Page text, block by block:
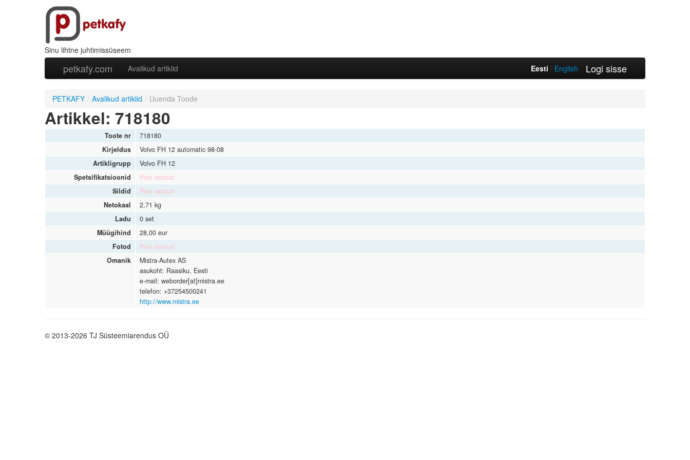
Sinu lihtne juhtimissüseem
petkafy.com Avalikud artiklid Logi sisse
Eesti English
PETKAFY / Avalikud artiklid / Uuenda Toode
Artikkel: 718180
Toote nr
718180
Kirjeldus
Volvo FH 12 automatic 98-08
Artikligrupp
Volvo FH 12
Spetsifikatsioonid
Pole seatud
Sildid
Pole seatud
Netokaal
2,71 kg
Ladu
0 set
Müügihind
28,00 eur
Fotod
Pole seatud
Omanik
Mistra-Autex AS
asukoht: Raasiku, Eesti
e-mail: weborder[at]mistra.ee
telefon: +37254500241
http://www.mistra.ee
© 2013-2026 TJ Süsteemiarendus OÜ